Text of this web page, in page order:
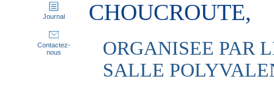
Journal
Contactez-
nous
CHOUCROUTE,
ORGANISEE PAR
SALLE